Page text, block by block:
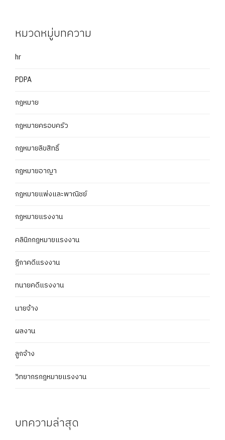
หมวดหมู่บทความ
hr
PDPA
กฎหมาย
กฎหมายครอบครัว
กฎหมายลิขสิทธิ์
กฎหมายอาญา
กฎหมายแพ่งและพาณิชย์
กฏหมายแรงงาน
คลินิกกฎหมายแรงงาน
ฎีกาคดีแรงงาน
ทนายคดีแรงงาน
นายจ้าง
ผลงาน
ลูกจ้าง
วิทยากรกฎหมายแรงงาน
บทความล่าสุด